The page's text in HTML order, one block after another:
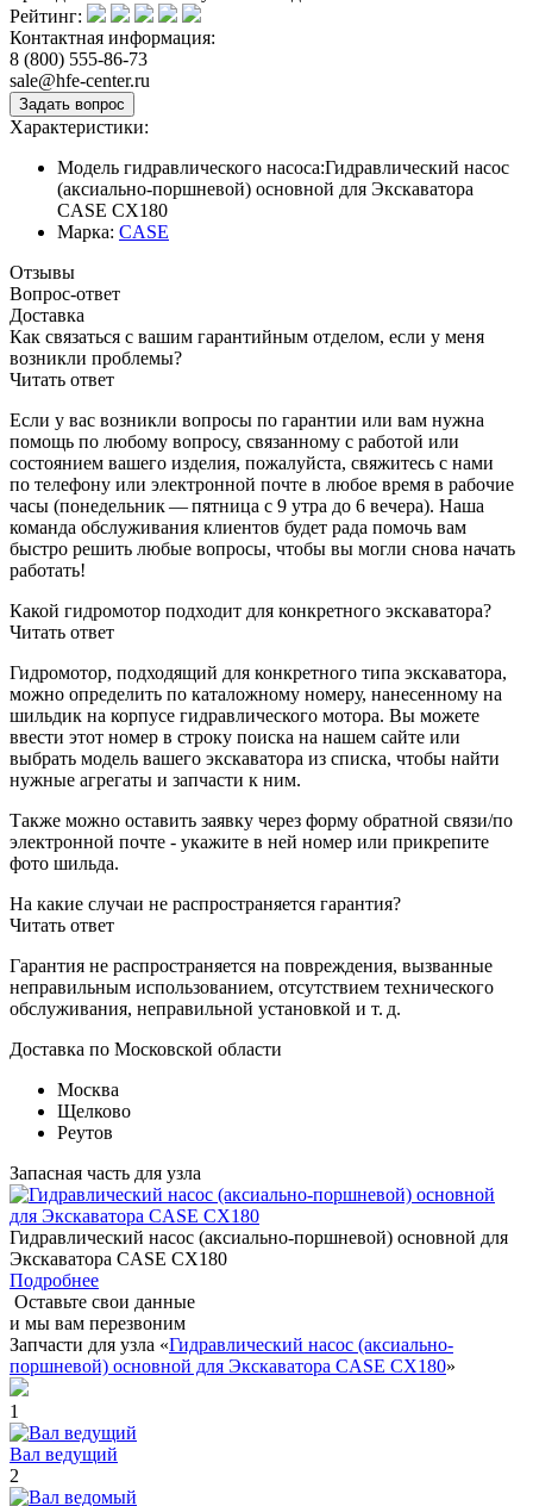
Рейтинг:
Контактная информация:
8 (800) 555-86-73
sale@hfe-center.ru
Характеристики:
Модель гидравлического насоса:Гидравлический насос
(аксиально-поршневой) основной для Экскаватора
CASE CX180
Марка: CASE
Отзывы
Вопрос-ответ
Доставка
Как связаться с вашим гарантийным отделом, если у меня
возникли проблемы?
Читать ответ
Если у вас возникли вопросы по гарантии или вам нужна
помощь по любому вопросу, связанному с работой или
состоянием вашего изделия, пожалуйста, свяжитесь с нами
по телефону или электронной почте в любое время в рабочие
часы (понедельник — пятница с 9 утра до 6 вечера). Наша
команда обслуживания клиентов будет рада помочь вам
быстро решить любые вопросы, чтобы вы могли снова начать
работать!
Какой гидромотор подходит для конкретного экскаватора?
Читать ответ
Гидромотор, подходящий для конкретного типа экскаватора,
можно определить по каталожному номеру, нанесенному на
шильдик на корпусе гидравлического мотора. Вы можете
ввести этот номер в строку поиска на нашем сайте или
выбрать модель вашего экскаватора из списка, чтобы найти
нужные агрегаты и запчасти к ним.
Также можно оставить заявку через форму обратной связи/по
электронной почте - укажите в ней номер или прикрепите
фото шильда.
На какие случаи не распространяется гарантия?
Читать ответ
Гарантия не распространяется на повреждения, вызванные
неправильным использованием, отсутствием технического
обслуживания, неправильной установкой и т. д.
Доставка по Московской области
Москва
Щелково
Реутов
Запасная часть для узла
Гидравлический насос (аксиально-поршневой) основной для
Экскаватора CASE CX180
Подробнее
Оставьте свои данные
и мы вам перезвоним
Запчасти для узла «Гидравлический насос (аксиально-
поршневой) основной для Экскаватора CASE CX180»
1
Вал ведущий
2